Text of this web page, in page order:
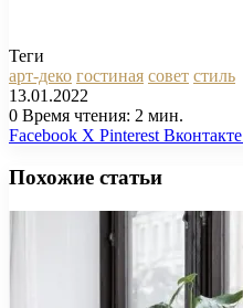
Теги
арт-деко гостиная совет стиль
13.01.2022
0 Время чтения: 2 мин.
Facebook X Pinterest Вконтакте
Похожие статьи